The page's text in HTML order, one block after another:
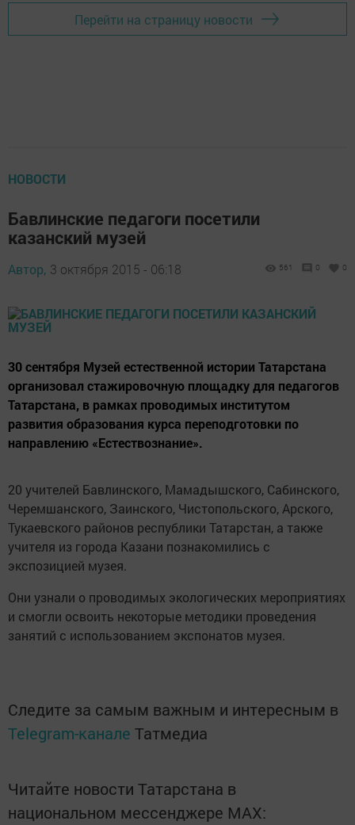
Перейти на страницу новости
НОВОСТИ
Бавлинские педагоги посетили
казанский музей
Автор, 3 октября 2015 - 06:18 561 0 0
30 сентября Музей естественной истории Татарстана
организовал стажировочную площадку для педагогов
Татарстана, в рамках проводимых институтом
развития образования курса переподготовки по
направлению «Естествознание».
20 учителей Бавлинского, Мамадышского, Сабинского,
Черемшанского, Заинского, Чистопольского, Арского,
Тукаевского районов республики Татарстан, а также
учителя из города Казани познакомились с
экспозицией музея.
Они узнали о проводимых экологических мероприятиях
и смогли освоить некоторые методики проведения
занятий с использованием экспонатов музея.
Следите за самым важным и интересным в
Telegram-канале Татмедиа
Читайте новости Татарстана в
национальном мессенджере MАХ: